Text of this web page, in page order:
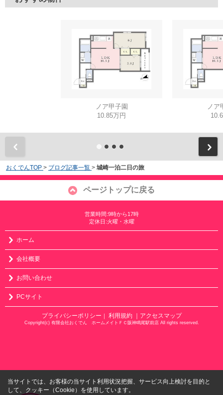
ノア甲子園
10.85万円
ノア
おくでんTOP > ブログ記事一覧 > 城崎一泊二日の旅
ページトップに戻る
営業時間:9時から17時
定休日:火曜・水曜
ホーム
会社概要
お問い合わせ
PCサイト
プライバシーポリシー ｜ 利用規約 ｜アクセスマップ
Copyright(c) 有限会社おくでん ホームメイトＦＣ阪神鳴尾駅前店 All rights reserved.
当サイトでは、お客様の当サイト利用状況把握、サービス向上検討を目的と
して、クッキー（Cookie）を使用しています。